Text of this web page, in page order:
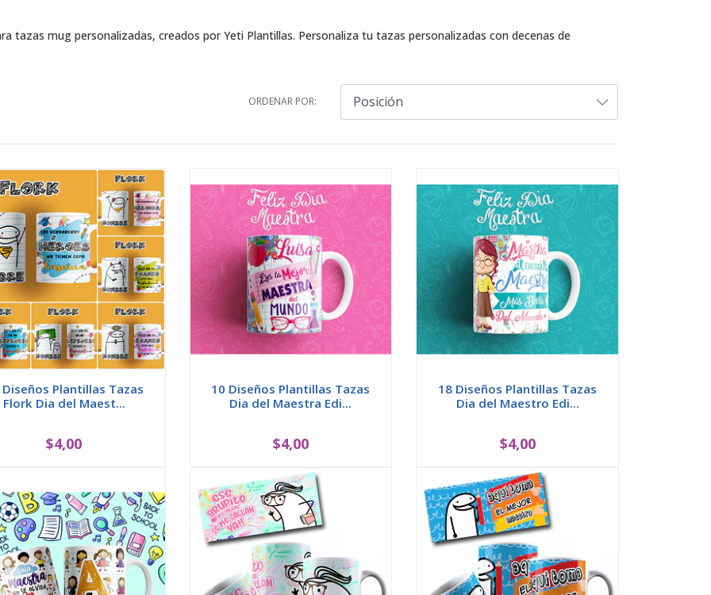
tazas mug personalizadas, creados por Yeti Plantillas. Personaliza tu tazas personalizadas con decenas de
ORDENAR POR:
Plantillas Tazas
Flork Dia del Maest...
$4,00
10 Diseños Plantillas Tazas
Dia del Maestra Edi...
$4,00
18 Diseños Plantillas Tazas
Dia del Maestro Edi...
$4,00